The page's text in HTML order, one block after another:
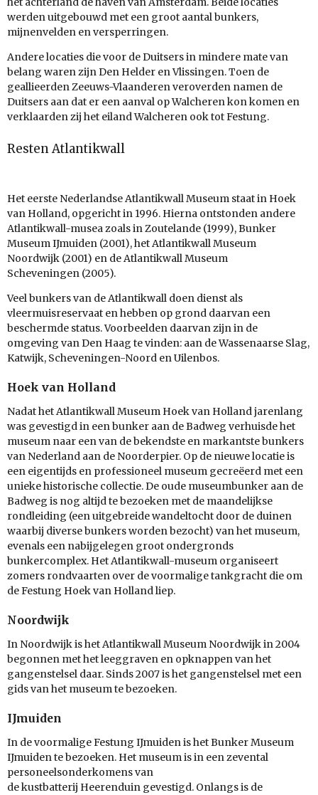
werden uitgebouwd met een groot aantal bunkers,
mijnenvelden en versperringen.
Andere locaties die voor de Duitsers in mindere mate van
belang waren zijn Den Helder en Vlissingen. Toen de
geallieerden Zeeuws-Vlaanderen veroverden namen de
Duitsers aan dat er een aanval op Walcheren kon komen en
verklaarden zij het eiland Walcheren ook tot Festung.
Resten Atlantikwall
Het eerste Nederlandse Atlantikwall Museum staat in Hoek
van Holland, opgericht in 1996. Hierna ontstonden andere
Atlantikwall-musea zoals in Zoutelande (1999), Bunker
Museum IJmuiden (2001), het Atlantikwall Museum
Noordwijk (2001) en de Atlantikwall Museum
Scheveningen (2005).
Veel bunkers van de Atlantikwall doen dienst als
vleermuisreservaat en hebben op grond daarvan een
beschermde status. Voorbeelden daarvan zijn in de
omgeving van Den Haag te vinden: aan de Wassenaarse Slag,
Katwijk, Scheveningen-Noord en Uilenbos.
Hoek van Holland
Nadat het Atlantikwall Museum Hoek van Holland jarenlang
was gevestigd in een bunker aan de Badweg verhuisde het
museum naar een van de bekendste en markantste bunkers
van Nederland aan de Noorderpier. Op de nieuwe locatie is
een eigentijds en professioneel museum gecreëerd met een
unieke historische collectie. De oude museumbunker aan de
Badweg is nog altijd te bezoeken met de maandelijkse
rondleiding (een uitgebreide wandeltocht door de duinen
waarbij diverse bunkers worden bezocht) van het museum,
evenals een nabijgelegen groot ondergronds
bunkercomplex. Het Atlantikwall-museum organiseert
zomers rondvaarten over de voormalige tankgracht die om
de Festung Hoek van Holland liep.
Noordwijk
In Noordwijk is het Atlantikwall Museum Noordwijk in 2004
begonnen met het leeggraven en opknappen van het
gangenstelsel daar. Sinds 2007 is het gangenstelsel met een
gids van het museum te bezoeken.
IJmuiden
In de voormalige Festung IJmuiden is het Bunker Museum
IJmuiden te bezoeken. Het museum is in een zevental
personeelsonderkomens van
de kustbatterij Heerenduin gevestigd. Onlangs is de